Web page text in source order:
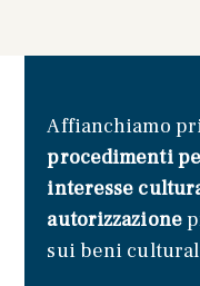
Affianchiamo
procedimenti
interesse
autorizzazione
sui beni